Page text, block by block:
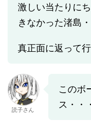
激しい当たりに
きなかった渚島
真正面に返って
読子さん
このボ
ス・・